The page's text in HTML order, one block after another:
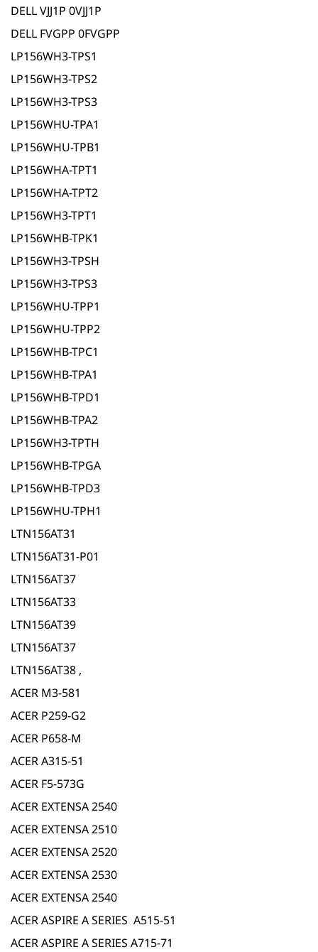
DELL VJJ1P 0VJJ1P
DELL FVGPP 0FVGPP
LP156WH3-TPS1
LP156WH3-TPS2
LP156WH3-TPS3
LP156WHU-TPA1
LP156WHU-TPB1
LP156WHA-TPT1
LP156WHA-TPT2
LP156WH3-TPT1
LP156WHB-TPK1
LP156WH3-TPSH
LP156WH3-TPS3
LP156WHU-TPP1
LP156WHU-TPP2
LP156WHB-TPC1
LP156WHB-TPA1
LP156WHB-TPD1
LP156WHB-TPA2
LP156WH3-TPTH
LP156WHB-TPGA
LP156WHB-TPD3
LP156WHU-TPH1
LTN156AT31
LTN156AT31-P01
LTN156AT37
LTN156AT33
LTN156AT39
LTN156AT37
LTN156AT38 ,
ACER M3-581
ACER P259-G2
ACER P658-M
ACER A315-51
ACER F5-573G
ACER EXTENSA 2540
ACER EXTENSA 2510
ACER EXTENSA 2520
ACER EXTENSA 2530
ACER EXTENSA 2540
ACER ASPIRE A SERIES A515-51
ACER ASPIRE A SERIES A715-71